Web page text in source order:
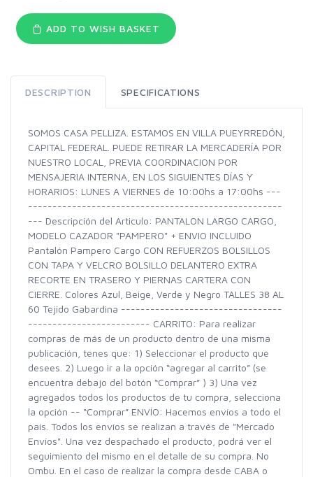
ADD TO WISH BASKET
DESCRIPTION SPECIFICATIONS
SOMOS CASA PELLIZA. ESTAMOS EN VILLA PUEYRREDÓN,
CAPITAL FEDERAL. PUEDE RETIRAR LA MERCADERÍA POR
NUESTRO LOCAL, PREVIA COORDINACION POR
MENSAJERIA INTERNA, EN LOS SIGUIENTES DÍAS Y
HORARIOS: LUNES A VIERNES de 10:00hs a 17:00hs ---
----------------------------------------------------
--- Descripción del Articulo: PANTALON LARGO CARGO,
MODELO CAZADOR "PAMPERO" + ENVIO INCLUIDO
Pantalón Pampero Cargo CON REFUERZOS BOLSILLOS
CON TAPA Y VELCRO BOLSILLO DELANTERO EXTRA
RECORTE EN TRASERO Y PIERNAS CARTERA CON
CIERRE. Colores Azul, Beige, Verde y Negro TALLES 38 AL
60 Tejido Gabardina ---------------------------------
------------------------- CARRITO: Para realizar
compras de más de un producto dentro de una misma
publicación, tenes que: 1) Seleccionar el producto que
desees. 2) Luego ir a la opción “agregar al carrito” (se
encuentra debajo del botón “Comprar” ) 3) Una vez
agregados todos los productos de tu compra, selecciona
la opción -- “Comprar” ENVÍO: Hacemos envíos a todo el
país. Todos los envíos se realizan a través de "Mercado
Envíos". Una vez despachado el producto, podrá ver el
seguimiento del mismo en el detalle de su compra. No
Ombu. En el caso de realizar la compra desde CABA o